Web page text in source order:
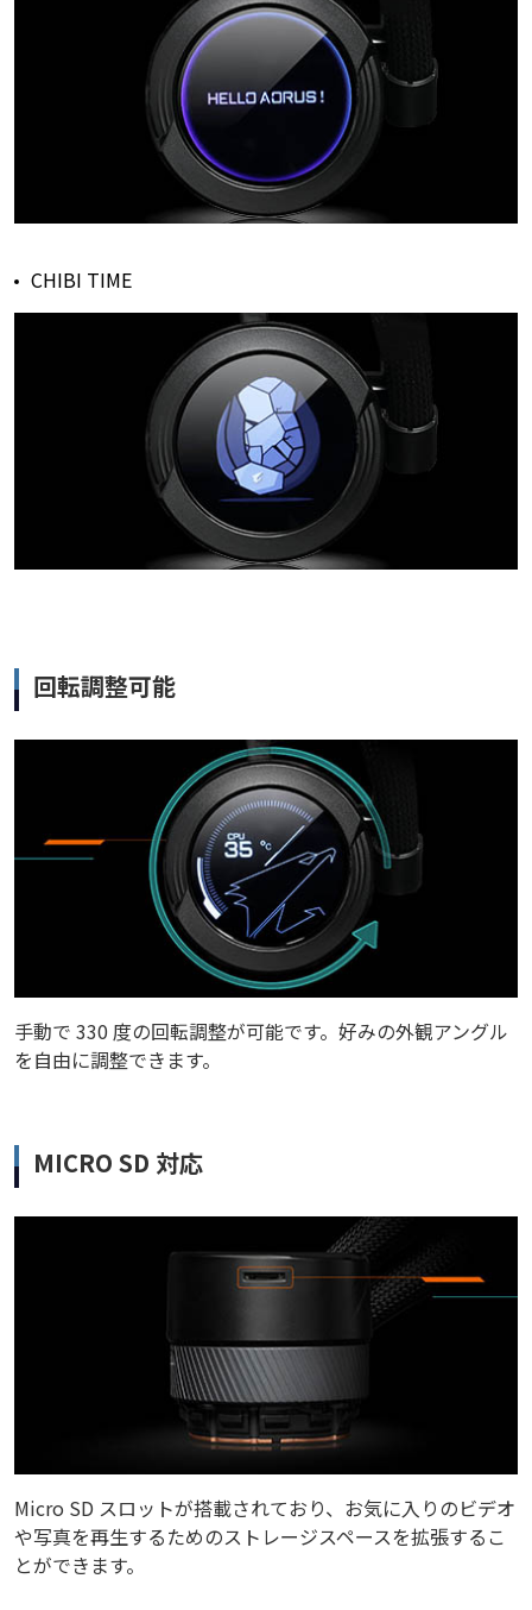
CHIBI TIME
回転調整可能
手動で 330 度の回転調整が可能です。好みの外観アングル
を自由に調整できます。
MICRO SD 対応
Micro SD スロットが搭載されており、お気に入りのビデオ
や写真を再生するためのストレージスペースを拡張するこ
とができます。